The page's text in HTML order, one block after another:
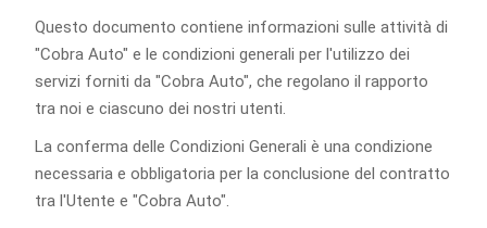
Questo documento contiene informazioni sulle attività di
"Cobra Auto" e le condizioni generali per l'utilizzo dei
servizi forniti da "Cobra Auto", che regolano il rapporto
tra noi e ciascuno dei nostri utenti.
La conferma delle Condizioni Generali è una condizione
necessaria e obbligatoria per la conclusione del contratto
tra l'Utente e "Cobra Auto".